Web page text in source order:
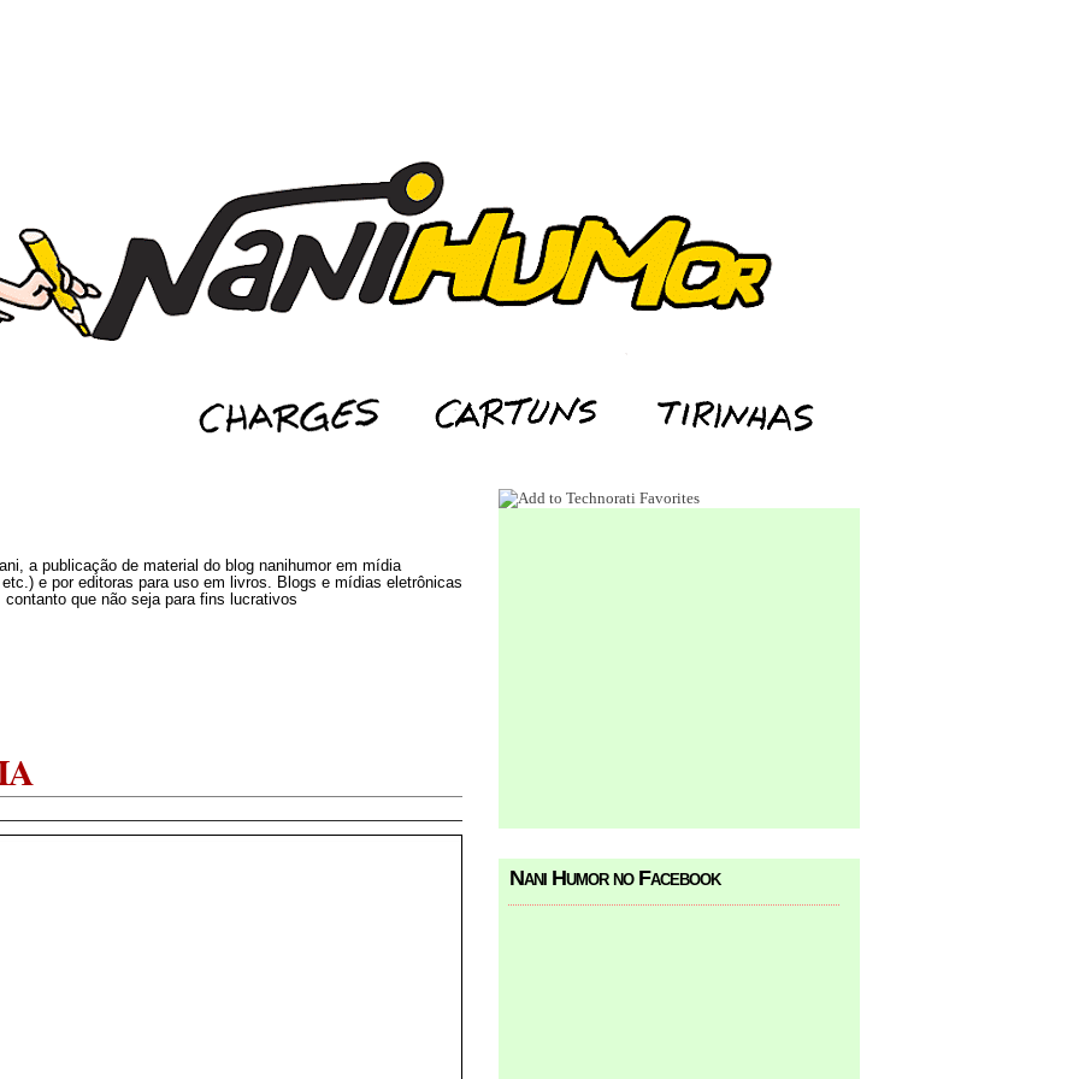
a publicação de material do blog nanihumor em mídia
e por editoras para uso em livros. Blogs e mídias eletrônicas
que não seja para fins lucrativos
Nani Humor no Facebook